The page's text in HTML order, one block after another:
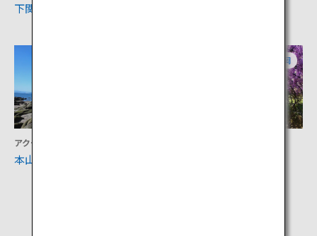
下関春帆楼本店
アクティビティ
本山岬公園「くぐり岩」
福岡